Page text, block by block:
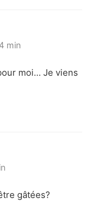
min
moi… Je viens
gâtées?